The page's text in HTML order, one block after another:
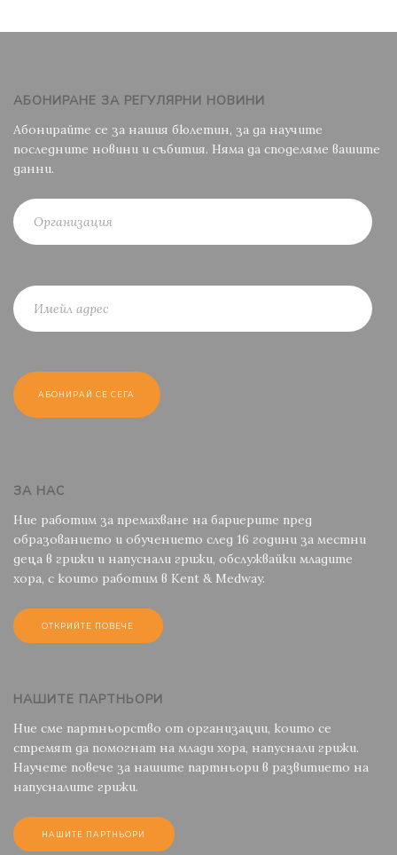
АБОНИРАНЕ ЗА РЕГУЛЯРНИ НОВИНИ
Абонирайте се за нашия бюлетин, за да научите
последните новини и събития. Няма да споделяме вашите
данни.
ЗА НАС
Ние работим за премахване на бариерите пред
образованието и обучението след 16 години за местни
деца в грижи и напуснали грижи, обслужвайки младите
хора, с които работим в Kent & Medway.
ОТКРИЙТЕ ПОВЕЧЕ
НАШИТЕ ПАРТНЬОРИ
Ние сме партньорство от организации, които се
стремят да помогнат на млади хора, напуснали грижи.
Научете повече за нашите партньори в развитието на
напусналите грижи.
НАШИТЕ ПАРТНЬОРИ